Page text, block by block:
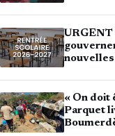
« On doit
Parquet